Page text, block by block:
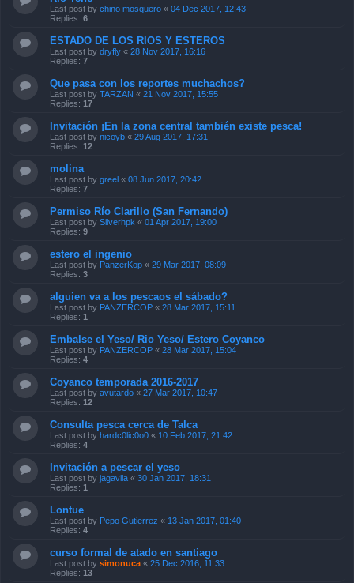
Last post by chino mosquero « 04 Dec 2017, 12:43
Replies: 6
ESTADO DE LOS RIOS Y ESTEROS
Last post by dryfly « 28 Nov 2017, 16:16
Replies: 7
Que pasa con los reportes muchachos?
Last post by TARZAN « 21 Nov 2017, 15:55
Replies: 17
Invitación ¡En la zona central también existe pesca!
Last post by nicoyb « 29 Aug 2017, 17:31
Replies: 12
molina
Last post by greel « 08 Jun 2017, 20:42
Replies: 7
Permiso Río Clarillo (San Fernando)
Last post by Silverhpk « 01 Apr 2017, 19:00
Replies: 9
estero el ingenio
Last post by PanzerKop « 29 Mar 2017, 08:09
Replies: 3
alguien va a los pescaos el sábado?
Last post by PANZERCOP « 28 Mar 2017, 15:11
Replies: 1
Embalse el Yeso/ Rio Yeso/ Estero Coyanco
Last post by PANZERCOP « 28 Mar 2017, 15:04
Replies: 4
Coyanco temporada 2016-2017
Last post by avutardo « 27 Mar 2017, 10:47
Replies: 12
Consulta pesca cerca de Talca
Last post by hardc0lic0o0 « 10 Feb 2017, 21:42
Replies: 4
Invitación a pescar el yeso
Last post by jagavila « 30 Jan 2017, 18:31
Replies: 1
Lontue
Last post by Pepo Gutierrez « 13 Jan 2017, 01:40
Replies: 4
curso formal de atado en santiago
Last post by simonuca « 25 Dec 2016, 11:33
Replies: 13